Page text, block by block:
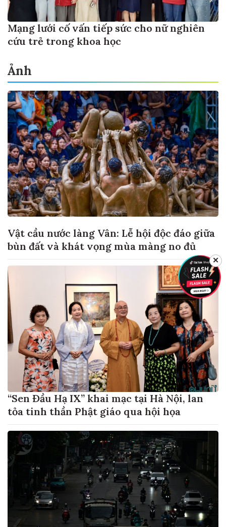
Mạng lưới cố vấn tiếp sức cho nữ nghiên
cứu trẻ trong khoa học
Ảnh
Vật cầu nước làng Vân: Lễ hội độc đáo giữa
bùn đất và khát vọng mùa màng no đủ
“Sen Đầu Hạ IX” khai mạc tại Hà Nội, lan
tỏa tinh thần Phật giáo qua hội họa
✕